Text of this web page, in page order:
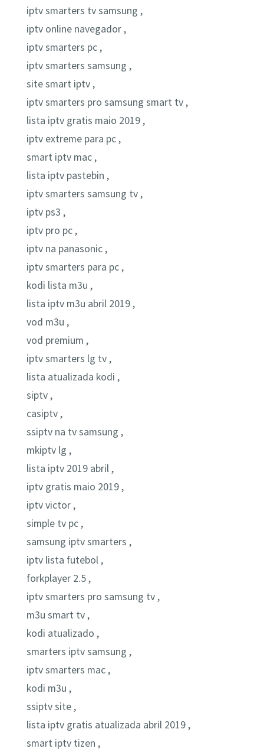
iptv smarters tv samsung ,
iptv online navegador ,
iptv smarters pc ,
iptv smarters samsung ,
site smart iptv ,
iptv smarters pro samsung smart tv ,
lista iptv gratis maio 2019 ,
iptv extreme para pc ,
smart iptv mac ,
lista iptv pastebin ,
iptv smarters samsung tv ,
iptv ps3 ,
iptv pro pc ,
iptv na panasonic ,
iptv smarters para pc ,
kodi lista m3u ,
lista iptv m3u abril 2019 ,
vod m3u ,
vod premium ,
iptv smarters lg tv ,
lista atualizada kodi ,
siptv ,
casiptv ,
ssiptv na tv samsung ,
mkiptv lg ,
lista iptv 2019 abril ,
iptv gratis maio 2019 ,
iptv victor ,
simple tv pc ,
samsung iptv smarters ,
iptv lista futebol ,
forkplayer 2.5 ,
iptv smarters pro samsung tv ,
m3u smart tv ,
kodi atualizado ,
smarters iptv samsung ,
iptv smarters mac ,
kodi m3u ,
ssiptv site ,
lista iptv gratis atualizada abril 2019 ,
smart iptv tizen ,